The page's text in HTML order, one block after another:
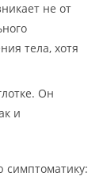
не от
тела, хотя
Он
и
симптоматику: